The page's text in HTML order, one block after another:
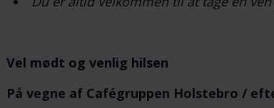
Vel mødt og venlig hilsen
På vegne af Cafégruppen Holstebro /